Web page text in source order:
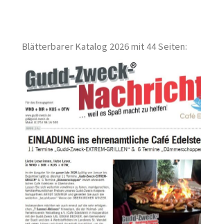
Blätterbarer Katalog 2026 mit 44 Seiten: